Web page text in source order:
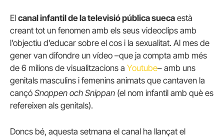
El canal infantil de la televisió pública sueca està
creant tot un fenomen amb els seus videoclips amb
l’objectiu d’educar sobre el cos i la sexualitat. Al mes de
gener van difondre un vídeo –que ja compta amb més
de 6 milions de visualitzacions a Youtube– amb uns
genitals masculins i femenins animats que cantaven la
cançó Snoppen och Snippan (el nom infantil amb què es
refereixen als genitals).
Doncs bé, aquesta setmana el canal ha llançat el